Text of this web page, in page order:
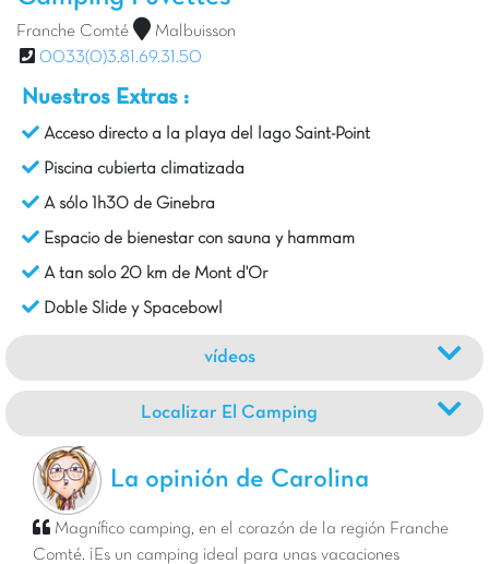
Franche Comté
Malbuisson
0033(0)3.81.69.31.50
Nuestros Extras :
Acceso directo a la playa del lago Saint-Point
Piscina cubierta climatizada
A sólo 1h30 de Ginebra
Espacio de bienestar con sauna y hammam
A tan solo 20 km de Mont d'Or
Doble Slide y Spacebowl
vídeos
Localizar El Camping
La opinión de Carolina
Magnífico camping, en el corazón de la región Franche
Comté. ¡Es un camping ideal para unas vacaciones